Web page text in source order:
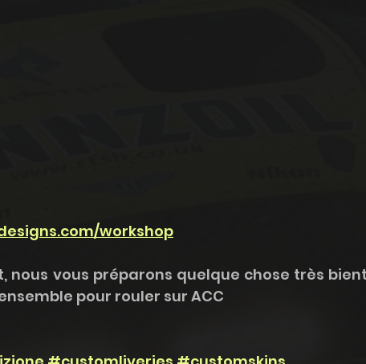
workshop
nous vous préparons quelque chose très
pour rouler sur ACC